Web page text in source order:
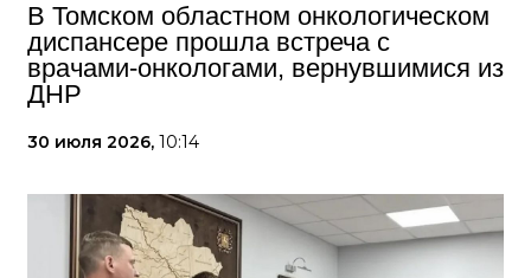
В Томском областном онкологическом
диспансере прошла встреча с
врачами-онкологами, вернувшимися из
ДНР
30 июля 2026, 10:14